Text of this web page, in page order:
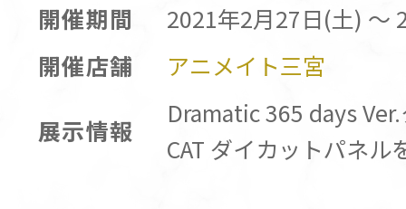
開催期間
2021年2月27日(土) ～
開催店舗
アニメイト三宮
展示情報
Dramatic 365 days
CAT ダイカットパネル